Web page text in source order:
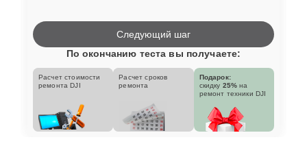
Следующий шаг
По окончанию теста вы получаете:
Расчет стоимости
ремонта DJI
Расчет сроков
ремонта
Подарок:
скидку 25% на
ремонт техники DJI